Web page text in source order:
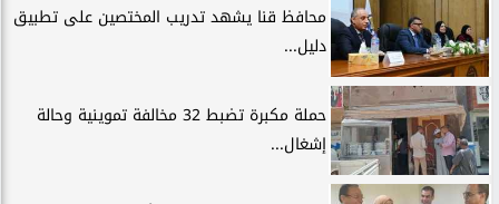
محافظ قنا يشهد تدريب المختصين على تطبيق
دليل...
حملة مكبرة تضبط 32 مخالفة تموينية وحالة
إشغال...